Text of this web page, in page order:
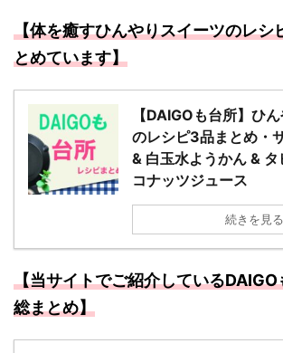
【体を癒すひんやりスイーツのレシ
とめています】
【DAIGOも台所】ひ
のレシピ3品まとめ・
& 白玉水ようかん & タ
コナッツジュース
続きを見る
【当サイトでご紹介している
総まとめ】